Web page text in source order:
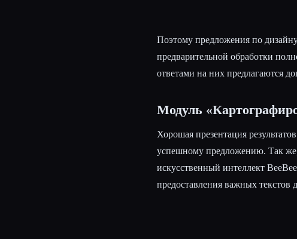
Поэтому предложения по
предварительной обработки
ответами на них предлагаются
Модуль
Хорошая презентация
успешному предложению. Так
искусственный интеллект
предоставления важных текстов